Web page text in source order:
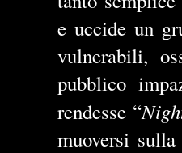
e uccide un
vulnerabili,
pubblico
rendesse “
muoversi